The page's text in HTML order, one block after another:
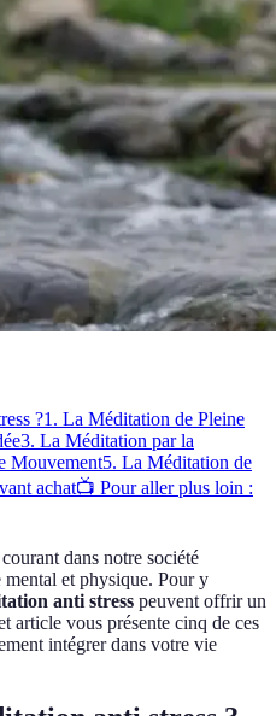
?1. La Méditation de Pleine
3. La Méditation par la
Mouvement5. La Méditation de
achat📺 Pour aller plus loin :
dans notre société
et physique. Pour y
anti stress peuvent offrir un
article vous présente cinq de ces
intégrer dans votre vie